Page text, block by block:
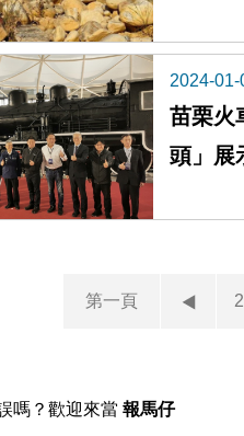
2024-01-
苗栗火
頭」展
第一頁
嗎？歡迎來當報馬仔